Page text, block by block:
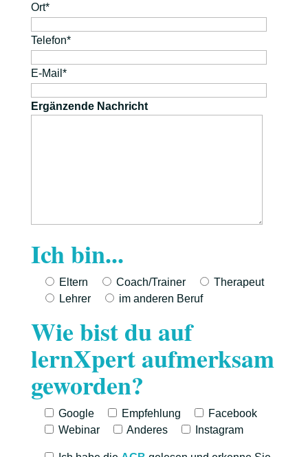
Ort*
Telefon*
E-Mail*
Ergänzende Nachricht
Ich bin...
Eltern Coach/Trainer
Therapeut
Lehrer
im anderen Beruf
Wie bist du auf
lernXpert aufmerksam
geworden?
Google Empfehlung
Facebook
Webinar
Anderes Instagram